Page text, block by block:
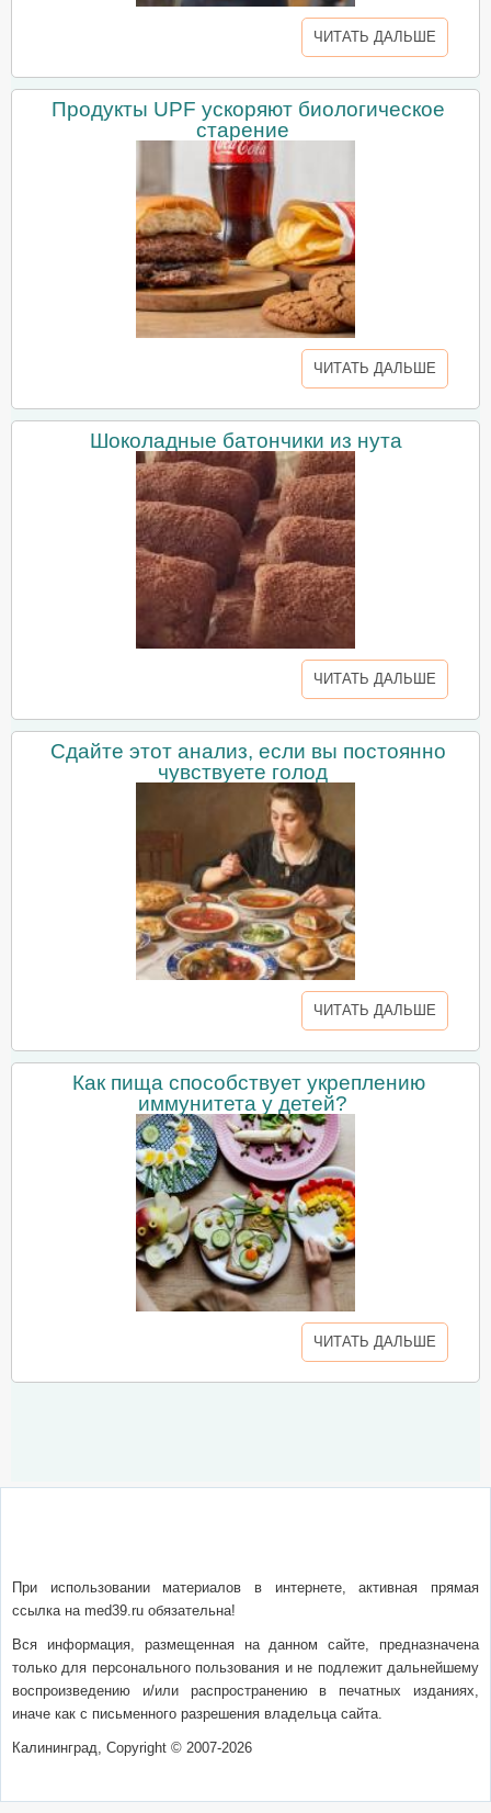
ЧИТАТЬ ДАЛЬШЕ
Продукты UPF ускоряют биологическое
старение
ЧИТАТЬ ДАЛЬШЕ
Шоколадные батончики из нута
ЧИТАТЬ ДАЛЬШЕ
Сдайте этот анализ, если вы постоянно
чувствуете голод
ЧИТАТЬ ДАЛЬШЕ
Как пища способствует укреплению
иммунитета у детей?
ЧИТАТЬ ДАЛЬШЕ
При использовании материалов в интернете, активная прямая
ссылка на med39.ru обязательна!
Вся информация, размещенная на данном сайте, предназначена
только для персонального пользования и не подлежит дальнейшему
воспроизведению и/или распространению в печатных изданиях,
иначе как с письменного разрешения владельца сайта.
Калининград, Copyright © 2007-2026